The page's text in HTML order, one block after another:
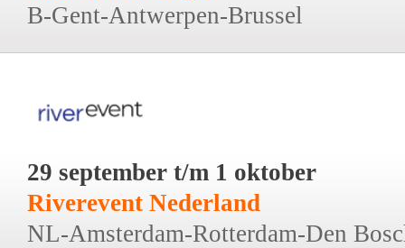
B-Gent-Antwerpen-Brussel
29 september t/m 1 oktober
Riverevent Nederland
NL-Amsterdam-Rotterdam-Den